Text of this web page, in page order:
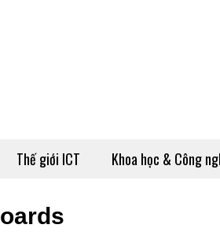
Thế giới ICT Khoa học & Công